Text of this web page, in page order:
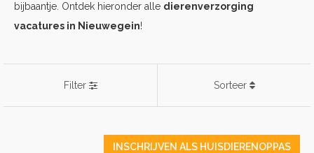
bijbaantje. Ontdek hieronder alle dierenverzorging
vacatures in Nieuwegein!
Filter Sorteer
INSCHRIJVEN ALS HUISDIERENOPPAS